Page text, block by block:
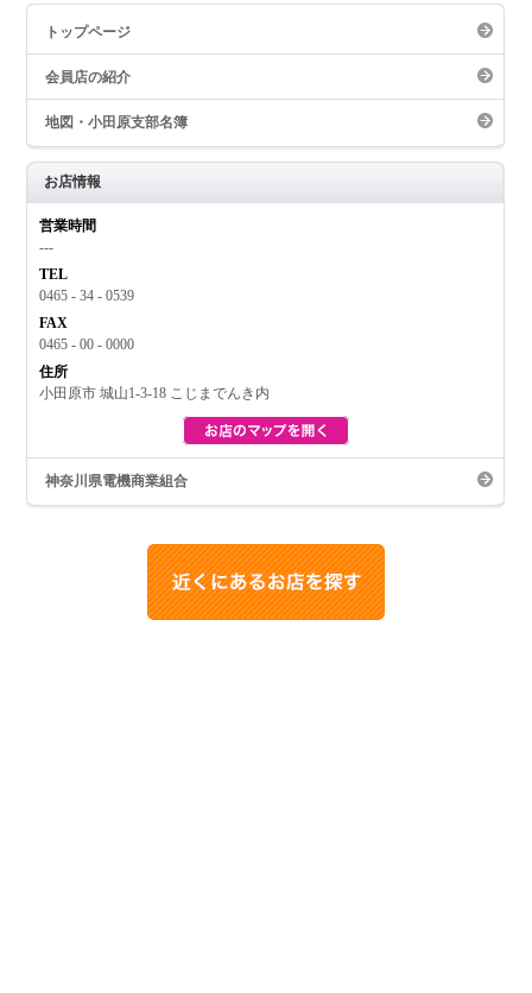
お買い物
トップページ
会員店の紹介
地図・小田原支部名簿
お店情報
営業時間
---
TEL
0465 - 34 - 0539
FAX
0465 - 00 - 0000
住所
小田原市 城山1-3-18 こじまでんき内
神奈川県電機商業組合